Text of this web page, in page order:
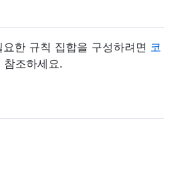
한 규칙 집합을 구성하려면 코
참조하세요.